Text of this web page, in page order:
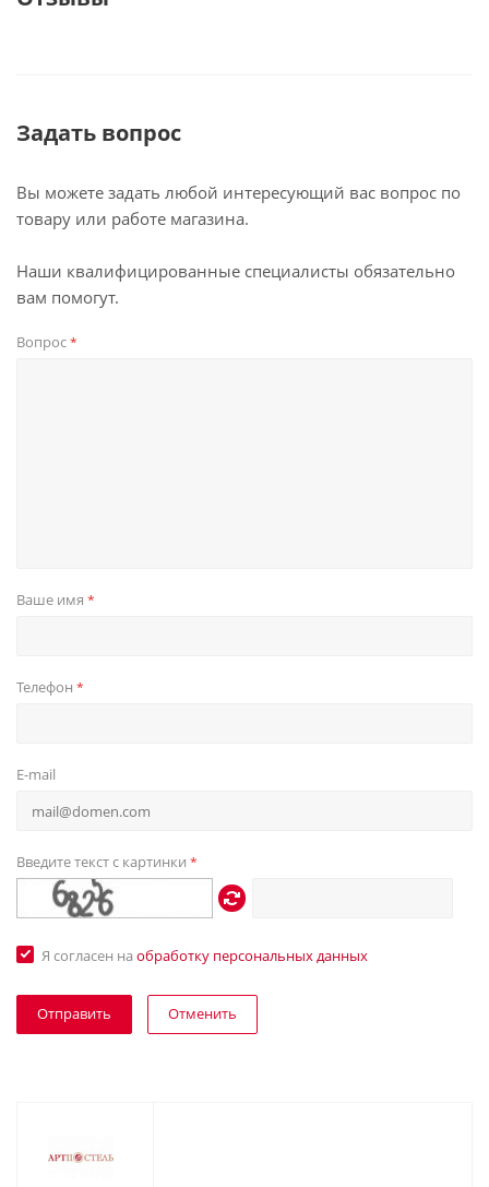
Задать вопрос
Вы можете задать любой интересующий вас вопрос по
товару или работе магазина.
Наши квалифицированные специалисты обязательно
вам помогут.
Вопрос*
Ваше имя *
Телефон *
E-mail
Введите текст с картинки *
Я согласен на обработку персональных данных
Отменить